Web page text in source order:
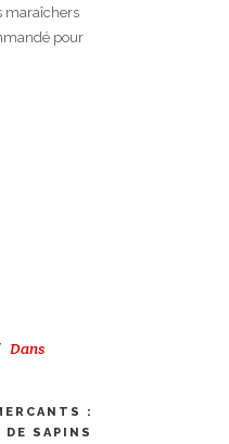
maraîchers
pour
Dans
:
SAPINS